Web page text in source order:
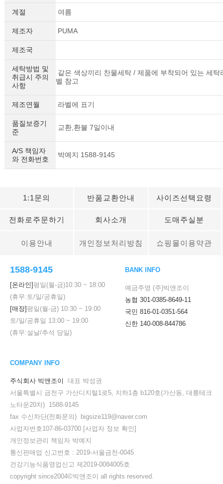
계절 여름
제조자 PUMA
제조국
세탁방법 및
취급시 주의
사항
같은 색상끼리 찬물세탁 / 제품에 부착되어 있는 세탁
벨 참고
제조연월 라벨에 표기
품질보증기
준
교환,환불 7일이내
A/S 책임자
와 전화번호
박예지 1588-9145
1:1문의 반품교환안내 사이즈선택요령
전화로주문하기 회사소개 도매주실분
이용안내 개인정보처리방침 쇼핑몰이용약관
1588-9145
[온라인]평일(월-금)10:30 ~ 18:00
(휴무:토/일/공휴일)
[매장]평일(월-금) 10:30 ~ 19:00
토/일/공휴일 13:00 ~ 19:00
(휴무:설날/추석 당일)
BANK INFO
예금주명 (주)빅앤조이
농협 301-0385-8649-11
국민 816-01-0351-564
신한 140-008-844786
COMPANY INFO
주식회사 빅앤조이
대표 박성권
서울특별시 금천구 가산디지털1로5, 지하1층 b120호(가산동, 대륭테크
노타운20차) 1588-9145
fax 수신차단(전화문의) bigsize119@naver.com
사업자번호107-86-03700 [사업자 정보 확인]
개인정보관리 책임자 박예지
통신판매업 신고번호 : 2019-서울금천-0045
건강기능식품영업신고 제2019-0084005호
copyright since2004©빅앤조이 all rights reserved.